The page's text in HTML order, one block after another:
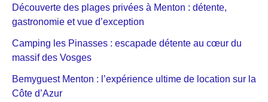
Découverte des plages privées à Menton : détente,
gastronomie et vue d’exception
Camping les Pinasses : escapade détente au cœur du
massif des Vosges
Bemyguest Menton : l’expérience ultime de location sur la
Côte d’Azur